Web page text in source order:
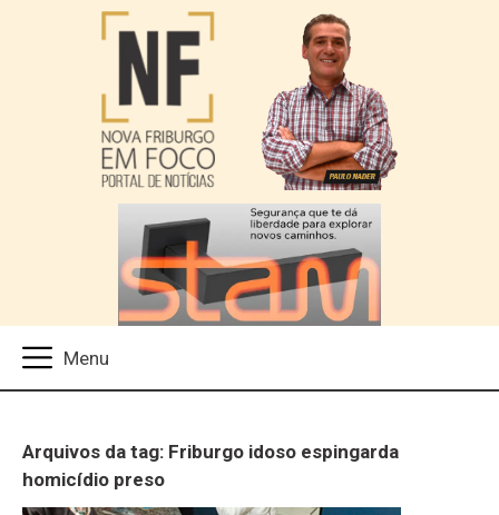
Arquivos da tag: Friburgo idoso espingarda
homicídio preso